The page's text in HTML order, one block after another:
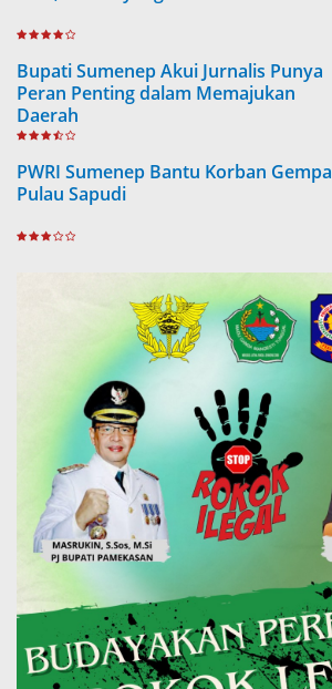
Bupati Sumenep Akui Jurnalis Punya
Peran Penting dalam Memajukan
Daerah
PWRI Sumenep Bantu Korban Gempa
Pulau Sapudi